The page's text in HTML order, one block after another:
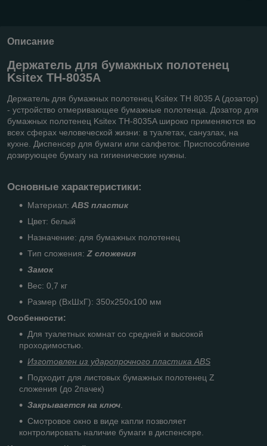
Описание
Держатель для бумажных полотенец
Ksitex TH-8035A
Держатель для бумажных полотенец Ksitex TH 8035 A (дозатор)
- устройство отмеривающее бумажные полотенца. Дозатор для
бумажных полотенец Ksitex TH-8035A широко применяются во
всех сферах человеческой жизни: в туалетах, санузлах, на
кухне. Диспенсер для бумаги или салфеток: Приспособление
дозирующее бумагу на гигиенические нужны.
Основные характеристики:
Материал: ABS пластик
Цвет: белый
Назначение: для бумажных полотенец
Тип сложения:Z сложения
Замок
Вес: 0,7 кг
Размер (ВхШхГ): 350х250х100 мм
Особенности:
Для туалетных комнат со средней и высокой
проходимостью.
Изготовлен из ударопрочного пластика АВS
Подходит для листовых бумажных полотенец Z
сложения (до 2пачек)
Закрывается на ключ.
Смотровое окно в виде капли позволяет
контролировать наличие бумаги в диспенсере.